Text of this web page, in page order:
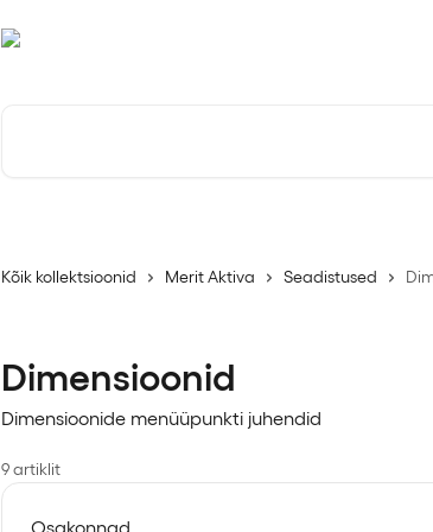
Kõik kollektsioonid Merit Aktiva Seadistused
Dimensioonid
Dimensioonide menüüpunkti juhendid
9 artiklit
Osakonnad